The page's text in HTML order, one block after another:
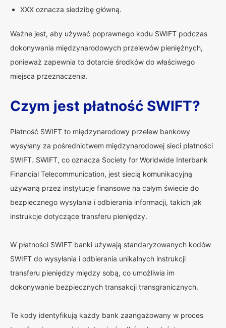
XXX oznacza siedzibę główną.
Ważne jest, aby używać poprawnego kodu SWIFT podczas
dokonywania międzynarodowych przelewów pieniężnych,
ponieważ zapewnia to dotarcie środków do właściwego
miejsca przeznaczenia.
Czym jest płatność SWIFT?
Płatność SWIFT to międzynarodowy przelew bankowy
wysyłany za pośrednictwem międzynarodowej sieci płatności
SWIFT. SWIFT, co oznacza Society for Worldwide Interbank
Financial Telecommunication, jest siecią komunikacyjną
używaną przez instytucje finansowe na całym świecie do
bezpiecznego wysyłania i odbierania informacji, takich jak
instrukcje dotyczące transferu pieniędzy.
W płatności SWIFT banki używają standaryzowanych kodów
SWIFT do wysyłania i odbierania unikalnych instrukcji
transferu pieniędzy między sobą, co umożliwia im
dokonywanie bezpiecznych transakcji transgranicznych.
Te kody identyfikują każdy bank zaangażowany w proces